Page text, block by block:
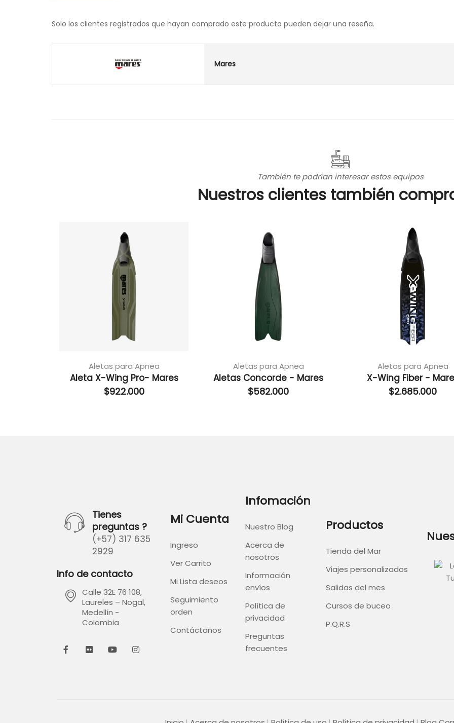
Solo los clientes registrados que hayan comprado este producto pueden dejar una reseña.
Mares
También te podrían interesar estos equipos
Nuestros clientes también
Aletas para Apnea
Aleta X-Wing Pro- Mares
$922.000
Aletas para Apnea
Aletas Concorde - Mares
$582.000
Aletas para Apnea
X-Wing Fiber -
$2.685.000
Tienes
preguntas ?
(+57) 317 635
2929
Info de contacto
Calle 32E 76 108,
Laureles – Nogal,
Medellín -
Colombia
Mi Cuenta
Ingreso
Ver Carrito
Mi Lista deseos
Seguimiento
orden
Contáctanos
Infomación
Nuestro Blog
Acerca de
nosotros
Información
envíos
Política de
privacidad
Preguntas
frecuentes
Productos
Tienda del Mar
Viajes personalizados
Salidas del mes
Cursos de buceo
P.Q.R.S